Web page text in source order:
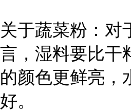
关于蔬菜粉：对
言，湿料要比干
的颜色更鲜亮，
好。